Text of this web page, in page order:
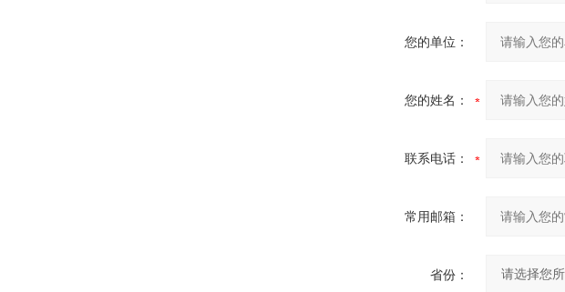
您的单位：
您的姓名：
联系电话：
常用邮箱：
省份：